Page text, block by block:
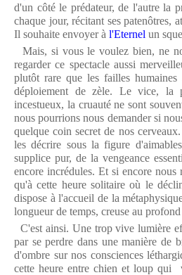
d'un côté le prédateur, de l'autre la
chaque jour, récitant ses patenôtres,
Il souhaite envoyer à l'Eternel un
Mais, si vous le voulez bien, ne
regarder ce spectacle aussi
plutôt rare que les failles
déploiement de zèle. Le vice, la
incestueux, la cruauté ne sont
nous pourrions nous demander si
quelque coin secret de nos
les décrire sous la figure
supplice pur, de la vengeance
encore incrédules. Et si encore
qu'à cette heure solitaire où le
dispose à l'accueil de la
longueur de temps, creuse au
C'est ainsi. Une trop vive lumière
par se perdre dans une manière de
d'ombre sur nos consciences
cette heure entre chien et loup qui